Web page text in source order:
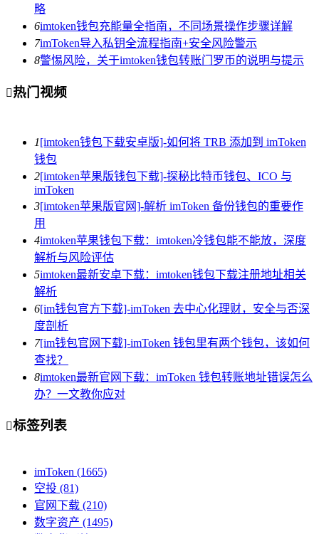
略
6imtoken钱包充能量全指南，不同场景操作步骤详解
7imToken导入私钥全流程指南+安全风险警示
8警惕风险，关于imtoken钱包转账门罗币的说明与提示
热门视频
1[imtoken钱包下载安卓版]-如何将 TRB 添加到 imToken
钱包
2[imtoken苹果版钱包下载]-探秘比特币钱包、ICO 与
imToken
3[imtoken苹果版官网]-解析 imToken 备份钱包的重要作
用
4imtoken苹果钱包下载：imtoken冷钱包能不能放，深度
解析与风险评估
5imtoken最新安卓下载：imtoken钱包下载注册地址相关
解析
6[im钱包官方下载]-imToken 去中心化理财，安全与否深
度剖析
7[im钱包官网下载]-imToken 钱包里有两个钱包，该如何
查找？
8imtoken最新官网下载：imToken 钱包转账地址错误怎么
办？一文教你应对
标签列表
imToken (1665)
空投 (81)
官网下载 (210)
数字资产 (1495)